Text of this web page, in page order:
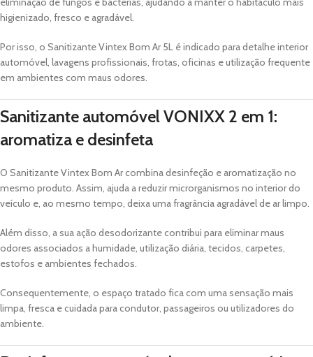
higienizado, fresco e agradável.
Por isso, o Sanitizante Vintex Bom Ar 5L é indicado para detalhe interior
automóvel, lavagens profissionais, frotas, oficinas e utilização frequente
em ambientes com maus odores.
Sanitizante automóvel VONIXX 2 em 1:
aromatiza e desinfeta
O Sanitizante Vintex Bom Ar combina desinfeção e aromatização no
mesmo produto. Assim, ajuda a reduzir microrganismos no interior do
veículo e, ao mesmo tempo, deixa uma fragrância agradável de ar limpo.
Além disso, a sua ação desodorizante contribui para eliminar maus
odores associados a humidade, utilização diária, tecidos, carpetes,
estofos e ambientes fechados.
Consequentemente, o espaço tratado fica com uma sensação mais
limpa, fresca e cuidada para condutor, passageiros ou utilizadores do
ambiente.